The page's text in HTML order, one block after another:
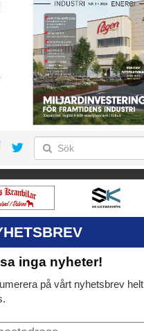
inga nyheter!
på vårt nyhetsbrev helt